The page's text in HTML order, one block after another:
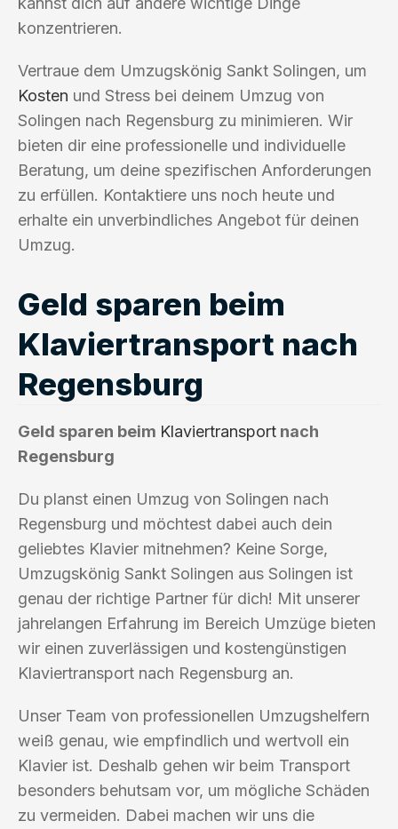
konzentrieren.
Vertraue dem Umzugskönig Sankt Solingen, um
Kosten und Stress bei deinem Umzug von
Solingen nach Regensburg zu minimieren. Wir
bieten dir eine professionelle und individuelle
Beratung, um deine spezifischen Anforderungen
zu erfüllen. Kontaktiere uns noch heute und
erhalte ein unverbindliches Angebot für deinen
Umzug.
Geld sparen beim
Klaviertransport nach
Regensburg
Geld sparen beim Klaviertransport nach
Regensburg
Du planst einen Umzug von Solingen nach
Regensburg und möchtest dabei auch dein
geliebtes Klavier mitnehmen? Keine Sorge,
Umzugskönig Sankt Solingen aus Solingen ist
genau der richtige Partner für dich! Mit unserer
jahrelangen Erfahrung im Bereich Umzüge bieten
wir einen zuverlässigen und kostengünstigen
Klaviertransport nach Regensburg an.
Unser Team von professionellen Umzugshelfern
weiß genau, wie empfindlich und wertvoll ein
Klavier ist. Deshalb gehen wir beim Transport
besonders behutsam vor, um mögliche Schäden
zu vermeiden. Dabei machen wir uns die